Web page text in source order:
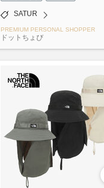
SATUR
PREMIUM PERSONAL SHOPPER
ドットちょび